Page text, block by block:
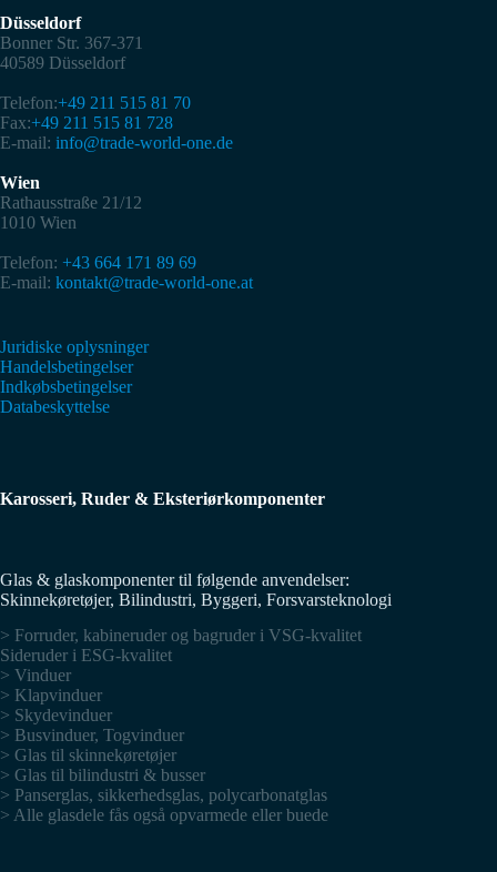
Düsseldorf
Bonner Str. 367-371
40589 Düsseldorf
Telefon:+49 211 515 81 70
Fax:+49 211 515 81 728
E-mail: info@trade-world-one.de
Wien
Rathausstraße 21/12
1010 Wien
Telefon: +43 664 171 89 69
E-mail: kontakt@trade-world-one.at
Juridiske oplysninger
Handelsbetingelser
Indkøbsbetingelser
Databeskyttelse
Karosseri, Ruder & Eksteriørkomponenter
Glas & glaskomponenter til følgende anvendelser:
Skinnekøretøjer, Bilindustri, Byggeri, Forsvarsteknologi
> Forruder, kabineruder og bagruder i VSG-kvalitet
Sideruder i ESG-kvalitet
> Vinduer
> Klapvinduer
> Skydevinduer
> Busvinduer, Togvinduer
> Glas til skinnekøretøjer
> Glas til bilindustri & busser
> Panserglas, sikkerhedsglas, polycarbonatglas
> Alle glasdele fås også opvarmede eller buede